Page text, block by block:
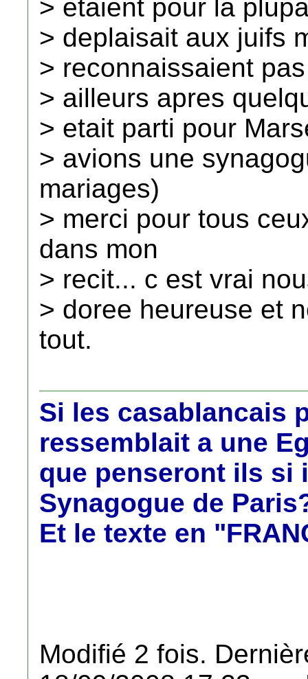
> etaient pour la
> deplaisait aux juifs
> reconnaissaient
> ailleurs apres
> etait parti pour
> avions une
mariages)
> merci pour tous
dans mon
> recit... c est vrai
> doree heureuse et
tout.
Si les casablancais
ressemblait a une
que penseront ils si
Synagogue de
Et le texte en
Modifié 2 fois.